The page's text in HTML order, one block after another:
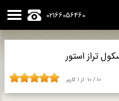
02166056460
تراز استور
10 / 10 از 1 کاربر